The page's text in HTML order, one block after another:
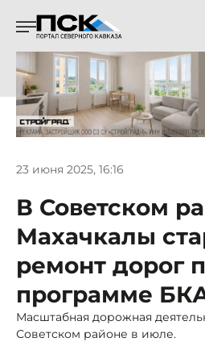
23 июня 2025, 16:16
В Советском
Махачкалы
ремонт дорог
программе
Масштабная дорожная
Советском районе в июле.